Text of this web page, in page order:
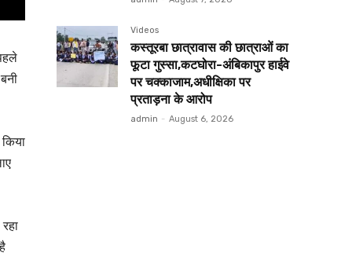
Videos
कस्तूरबा छात्रावास की छात्राओं का
फूटा गुस्सा,कटघोरा-अंबिकापुर हाईवे
पर चक्काजाम,अधीक्षिका पर
प्रताड़ना के आरोप
admin - August 6, 2026